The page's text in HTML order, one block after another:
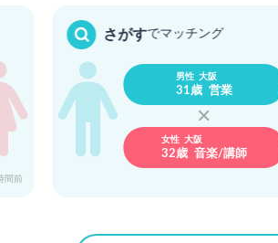
36歳 建築士
愛知 東京
36歳 総務
間前
さがすでマッチング
男性 大阪
31歳 営業
女性 大阪
32歳 音楽/講師